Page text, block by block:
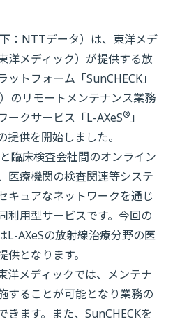
：NTTデータ）は、東洋メデ
洋メディック）が提供する放
トフォーム「SunCHECK」
のリモートメンテナンス業務
ークサービス「L-AXeS® 」
提供を開始しました。
臨床検査会社間のオンライン
医療機関の検査関連等システ
キュアなネットワークを通じ
利用型サービスです。今回の
L-AXeSの放射線治療分野の医
となります。
洋メディックでは、メンテナ
することが可能となり業務の
ます。また、SunCHECKを